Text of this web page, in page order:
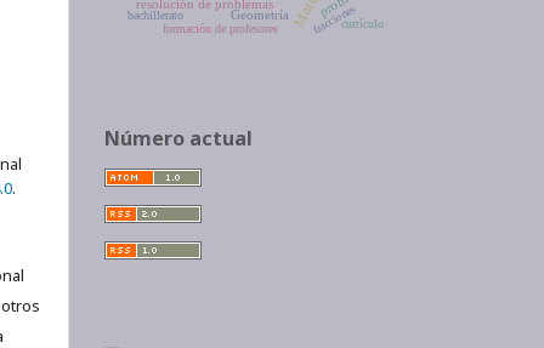
.
otros
resolución de problemas
Geometría
formación de profesores
bachillerato fraccionescurrículo
Número actual